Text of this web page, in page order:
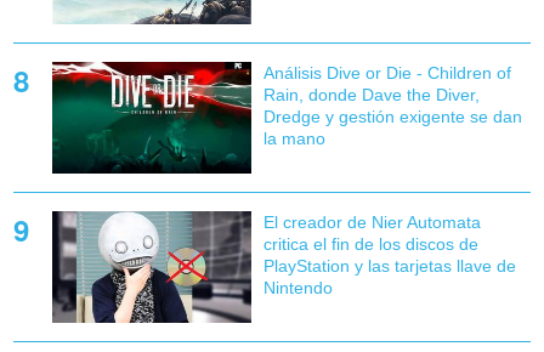
Análisis Dive or Die - Children of
Rain, donde Dave the Diver,
Dredge y gestión exigente se dan
la mano
El creador de Nier Automata
critica el fin de los discos de
PlayStation y las tarjetas llave de
Nintendo